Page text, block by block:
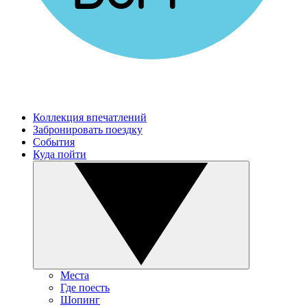
Коллекция впечатлений
Забронировать поездку
События
Куда пойти
Места
Где поесть
Шопинг